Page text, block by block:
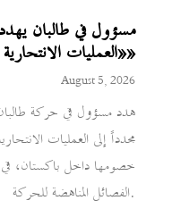
مسؤول في طالبان يهدد
«العمليات الانتحارية»
August 5, 2026
هدد مسؤول في حركة طالبان
مجدداً إلى العمليات
خصومها داخل باكستان،
الفصائل المناهضة للحركة.